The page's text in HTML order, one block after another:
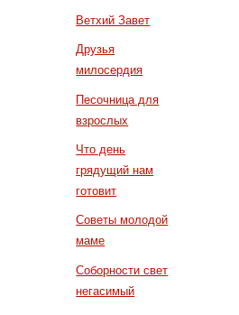
Ветхий Завет
Друзья
милосердия
Песочница для
взрослых
Что день
грядущий нам
готовит
Советы молодой
маме
Соборности свет
негасимый